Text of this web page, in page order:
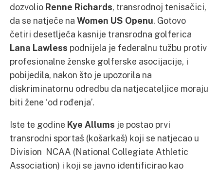
dozvolio Renne Richards, transrodnoj tenisačici,
da se natječe na Women US Openu. Gotovo
četiri desetljeća kasnije transrodna golferica
Lana Lawless podnijela je federalnu tužbu protiv
profesionalne ženske golferske asocijacije, i
pobijedila, nakon što je upozorila na
diskriminatornu odredbu da natjecateljice moraju
biti žene ‘od rođenja’.
Iste te godine Kye Allums je postao prvi
transrodni sportaš (košarkaš) koji se natjecao u
Division NCAA (National Collegiate Athletic
Association) i koji se javno identificirao kao